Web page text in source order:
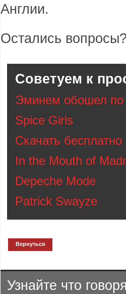
Англии.
Остались
Советуем к
Эминем обошел по
Spice Girls
Скачать
In the Mouth of
Depeche Mode
Patrick Swayze
Вернуться
Узнайте что